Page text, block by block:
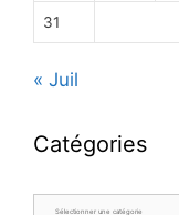
31
« Juil
Catégories